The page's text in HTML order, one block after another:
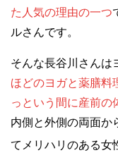
た人気の理由の一つ
ルさんです。
そんな長谷川さんは
ほどのヨガと薬膳料
っという間に産前の
内側と外側の両面か
てメリハリのある女